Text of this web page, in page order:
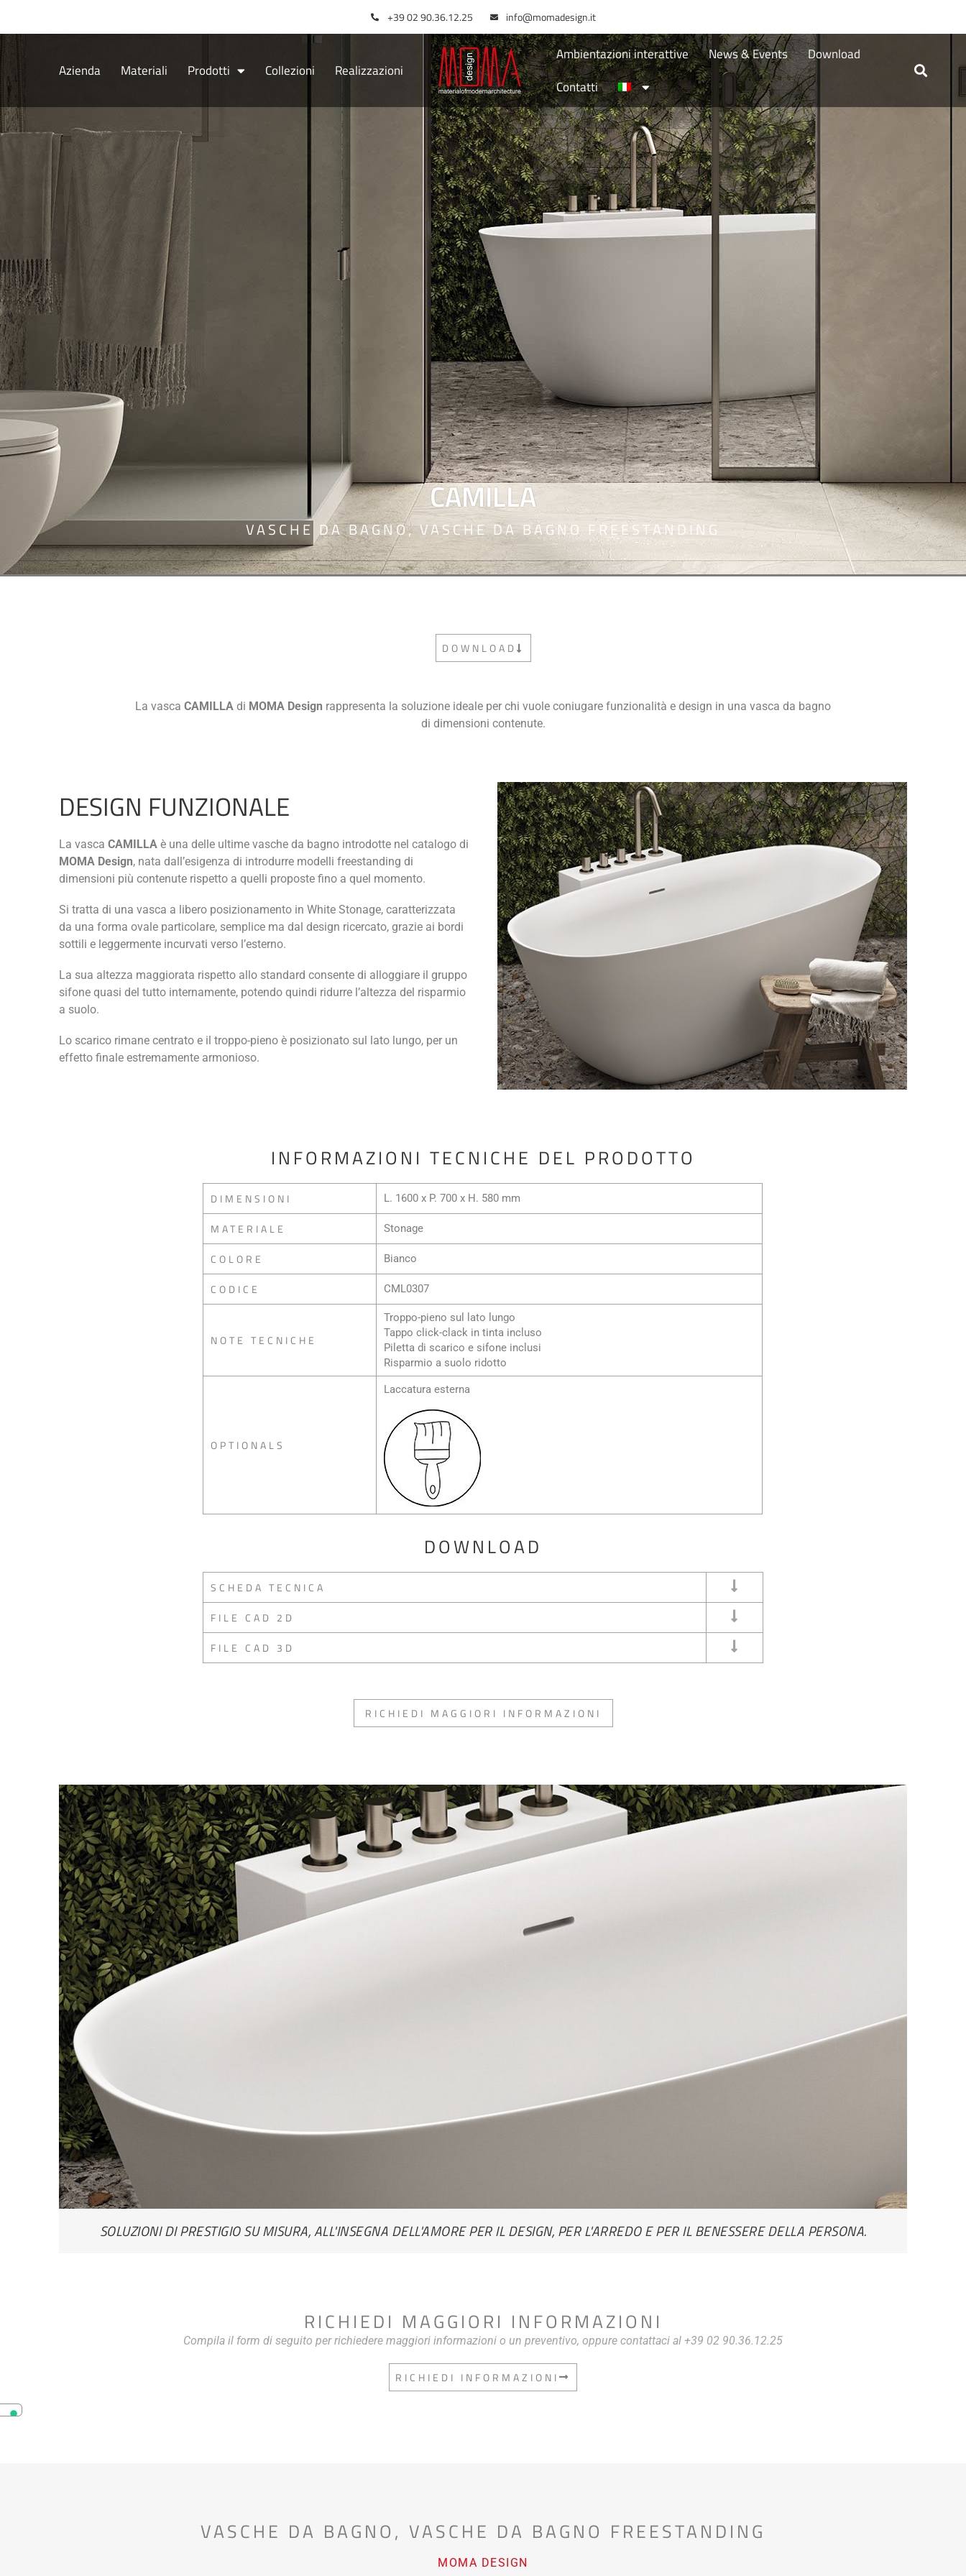
+39 02 90.36.12.25 info@momadesign.it
Azienda Materiali Prodotti Collezioni Realizzazioni
Ambientazioni interattive News & Events
Download
Contatti
CAMILLA
VASCHE DA BAGNO,VASCHE DA BAGNO FREESTANDING
DOWNLOAD
La vasca CAMILLA di MOMA Design rappresenta la soluzione ideale per chi vuole coniugare funzionalità e design in una vasca da bagno
di dimensioni contenute.
DESIGN FUNZIONALE
La vasca CAMILLA è una delle ultime vasche da bagno introdotte nel catalogo di
MOMA Design, nata dall’esigenza di introdurre modelli freestanding di
dimensioni più contenute rispetto a quelli proposte fino a quel momento.
Si tratta di una vasca a libero posizionamento in White Stonage, caratterizzata
da una forma ovale particolare, semplice ma dal design ricercato, grazie ai bordi
sottili e leggermente incurvati verso l’esterno.
La sua altezza maggiorata rispetto allo standard consente di alloggiare il gruppo
sifone quasi del tutto internamente, potendo quindi ridurre l’altezza del risparmio
a suolo.
Lo scarico rimane centrato e il troppo-pieno è posizionato sul lato lungo, per un
effetto finale estremamente armonioso.
INFORMAZIONI TECNICHE DEL PRODOTTO
DIMENSIONI L. 1600 x P. 700 x H. 580 mm
MATERIALE Stonage
COLORE Bianco
CODICE CML0307
NOTE TECNICHE
Troppo-pieno sul lato lungo
Tappo click-clack in tinta incluso
Piletta di scarico e sifone inclusi
Risparmio a suolo ridotto
OPTIONALS
Laccatura esterna
DOWNLOAD
SCHEDA TECNICA
FILE CAD 2D
FILE CAD 3D
RICHIEDI MAGGIORI INFORMAZIONI
SOLUZIONI DI PRESTIGIO SU MISURA, ALL'INSEGNA DELL'AMORE PER IL DESIGN, PER L'ARREDO E PER IL BENESSERE DELLA PERSONA.
RICHIEDI MAGGIORI INFORMAZIONI
Compila il form di seguito per richiedere maggiori informazioni o un preventivo, oppure contattaci al +39 02 90.36.12.25
RICHIEDI INFORMAZIONI
VASCHE DA BAGNO, VASCHE DA BAGNO FREESTANDING
MOMA DESIGN